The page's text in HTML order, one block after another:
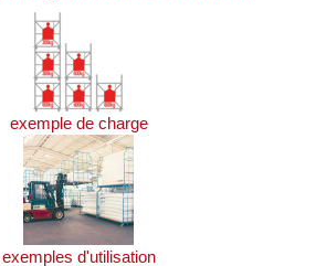
exemple de charge
exemples d'utilisation